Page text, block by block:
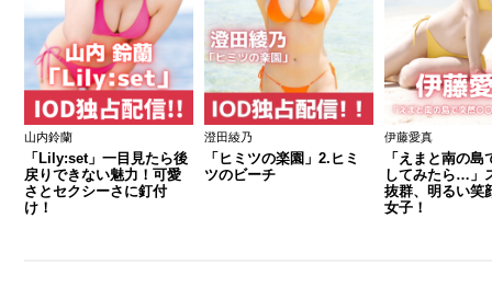
山内鈴蘭
「Lily:set」一目見たら後
戻りできない魅力！可愛
さとセクシーさに釘付
け！
澄田綾乃
「ヒミツの楽園」2.ヒミ
ツのビーチ
伊藤愛真
「えまと南の島
してみたら…」
抜群、明るい笑
女子！